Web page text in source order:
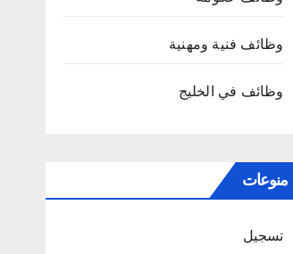
وظائف فنية ومهنية
وظائف في الخليج
منوعات
تسجيل